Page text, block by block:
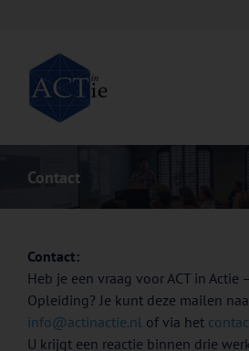
Contact
Contact:
Heb je een vraag voor ACT in Actie
Opleiding? Je kunt deze mailen
info@actinactie.nl of via het
U krijgt een reactie binnen drie